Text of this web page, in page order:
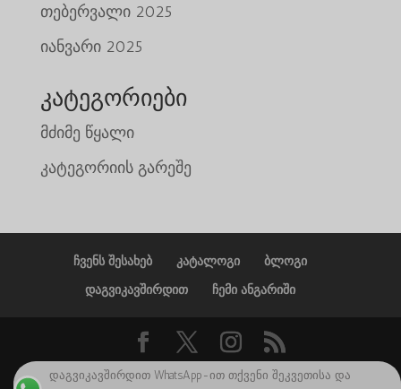
თებერვალი 2025
იანვარი 2025
კატეგორიები
მძიმე წყალი
კატეგორიის გარეშე
ჩვენს შესახებ კატალოგი
ბლოგი
დაგვიკავშირდით
ჩემი ანგარიში
საავტორო უფლებები 2025 @Caluanie
დაგვიკავშირდით WhatsApp-ით თქვენი შეკვეთისა და
English
한국어
Қазақ тілі
O‘zbekcha
简体中文